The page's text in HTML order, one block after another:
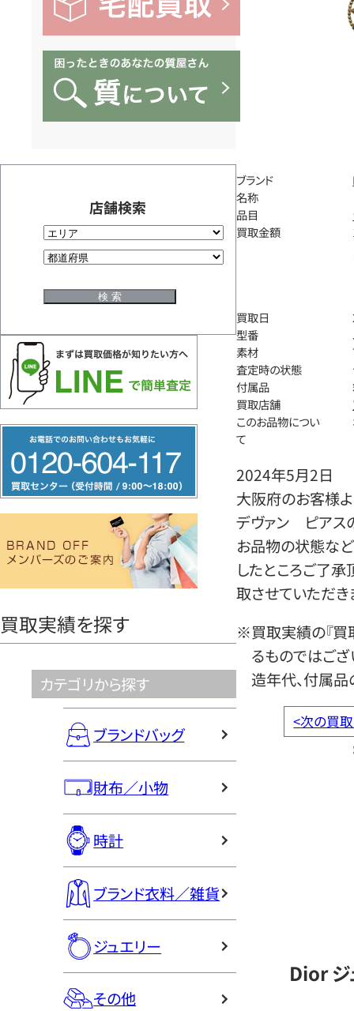
店舗検索
リ
ー
ヤ
買取実績を探す
カテゴリから探す
ブランドバッグ
財布／小物
時計
ブランド衣料／雑貨
ジュエリー
その他
ブランド
名称
品目
買取金額
買取日
型番
素材
査定時の状態
付属品
買取店舗
このお品物につい
て
2024年5月2日
大阪府のお客様よ
デヴァン ピアス
お品物の状態など
したところご了
取させていただき
※買取実績の『買
るものではござ
造年代、付属品
<次の買
Dior ジ